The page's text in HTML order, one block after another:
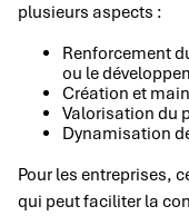
plusieurs aspects :
Renforcement
ou le
Création et
Valorisation du
Dynamisation
Pour les entreprises,
qui peut faciliter la